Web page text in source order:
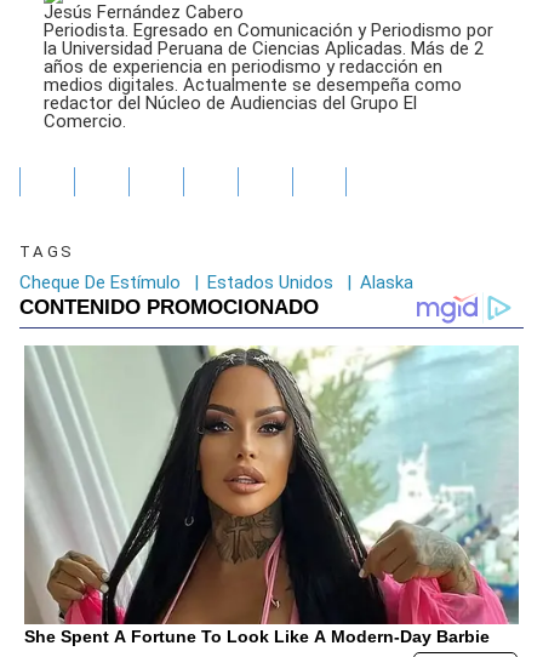
Jesús Fernández Cabero
Periodista. Egresado en Comunicación y Periodismo por
la Universidad Peruana de Ciencias Aplicadas. Más de 2
años de experiencia en periodismo y redacción en
medios digitales. Actualmente se desempeña como
redactor del Núcleo de Audiencias del Grupo El
Comercio.
TAGS
Cheque De Estímulo | Estados Unidos | Alaska